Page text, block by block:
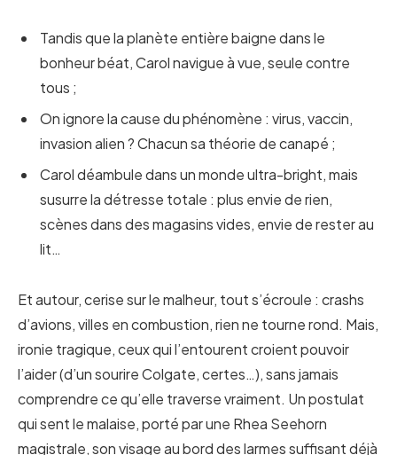
Tandis que la planète entière baigne dans le
bonheur béat, Carol navigue à vue, seule contre
tous ;
On ignore la cause du phénomène : virus, vaccin,
invasion alien ? Chacun sa théorie de canapé ;
Carol déambule dans un monde ultra-bright, mais
susurre la détresse totale : plus envie de rien,
scènes dans des magasins vides, envie de rester au
lit…
Et autour, cerise sur le malheur, tout s’écroule : crashs
d’avions, villes en combustion, rien ne tourne rond. Mais,
ironie tragique, ceux qui l’entourent croient pouvoir
l’aider (d’un sourire Colgate, certes…), sans jamais
comprendre ce qu’elle traverse vraiment. Un postulat
qui sent le malaise, porté par une Rhea Seehorn
magistrale, son visage au bord des larmes suffisant déjà